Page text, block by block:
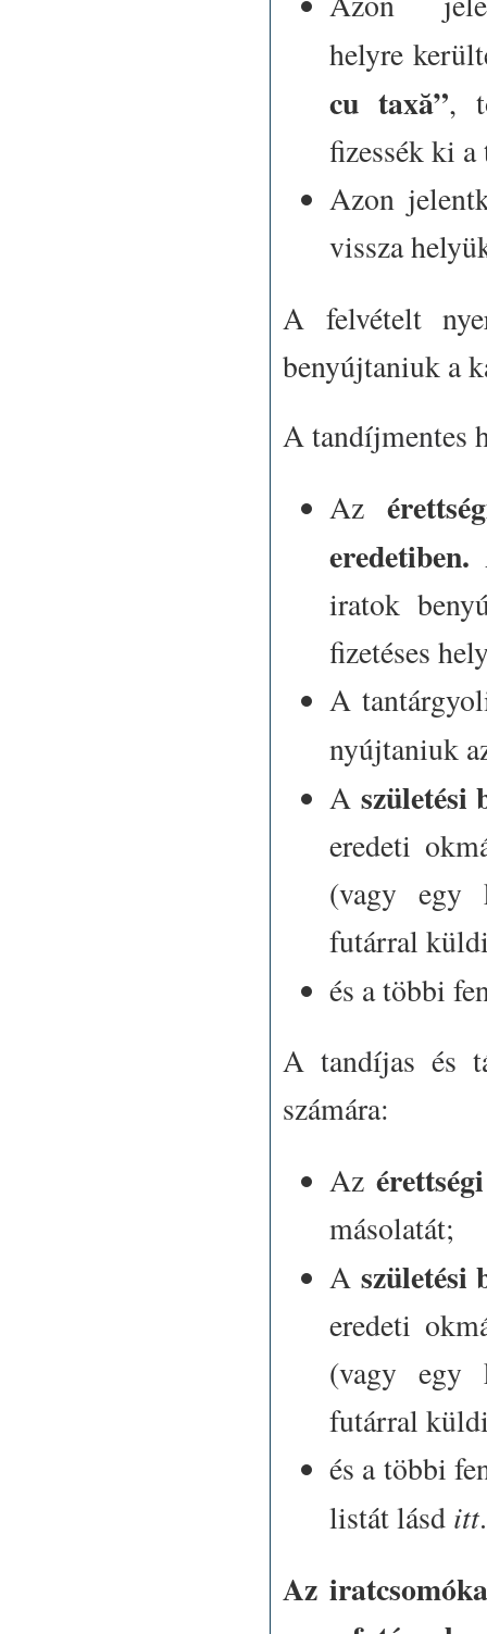
helyre
cu taxă”,
fizessék ki
Azon
vissza
A felvételt
benyújtaniuk a
Atandíjmentes
Az
eredetiben.
iratok
fizetéses
A
nyújtaniuk
A születési
eredeti
(vagy egy
futárral
és a többi
Atandíjas és
számára:
Az
másolatát;
A születési
eredeti
(vagy egy
futárral
és a többi
listát lásd itt.
Az